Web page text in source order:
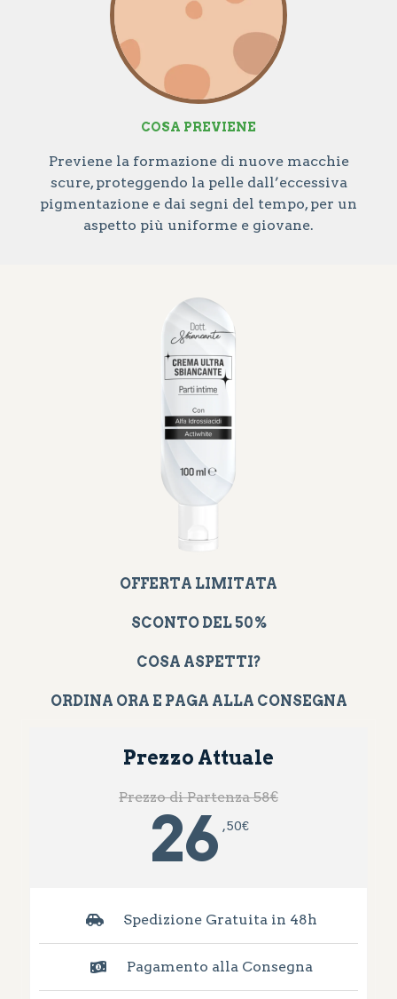
COSA PREVIENE
Previene la formazione di nuove macchie
scure, proteggendo la pelle dall’eccessiva
pigmentazione e dai segni del tempo, per un
aspetto più uniforme e giovane.
OFFERTA LIMITATA
SCONTO DEL 50%
COSA ASPETTI?
ORDINA ORA E PAGA ALLA CONSEGNA
Prezzo Attuale
Prezzo di Partenza 58€
26 , 50€
Spedizione Gratuita in 48h
Pagamento alla Consegna